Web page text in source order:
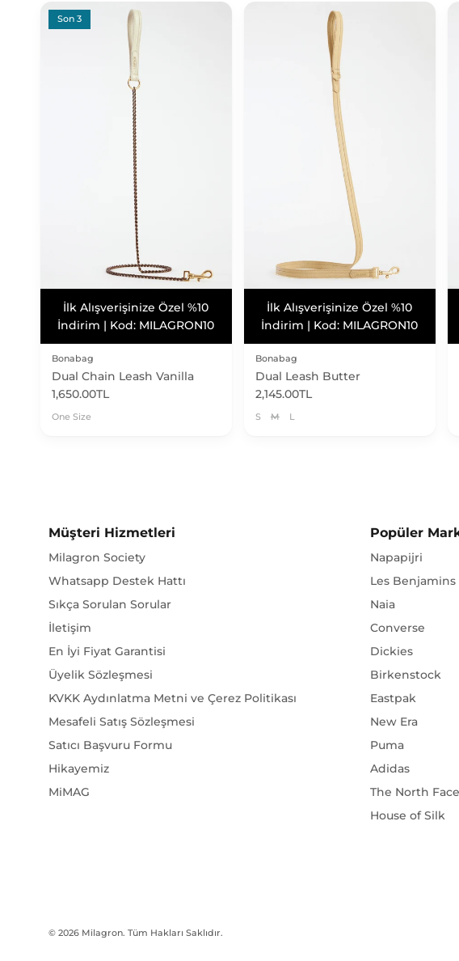
Vade Farksız 3 Taksit
Son 3
Dual Chain Leash Vanilla
1,650.00TL
One Size
Vade Farksız 3 Taksit
Dual Leash Butter
2,145.00TL
S M L
Milagron Society
Whatsapp Destek Hattı
Sıkça Sorulan Sorular
İletişim
En İyi Fiyat Garantisi
Üyelik Sözleşmesi
KVKK Aydınlatma Metni ve Çerez Politikası
Mesafeli Satış Sözleşmesi
Satıcı Başvuru Formu
Hikayemiz
MiMAG
Napapijri
Les Benjamins
Naia
Converse
Dickies
Birkenstock
Eastpak
New Era
Puma
Adidas
The North Face
House of Silk